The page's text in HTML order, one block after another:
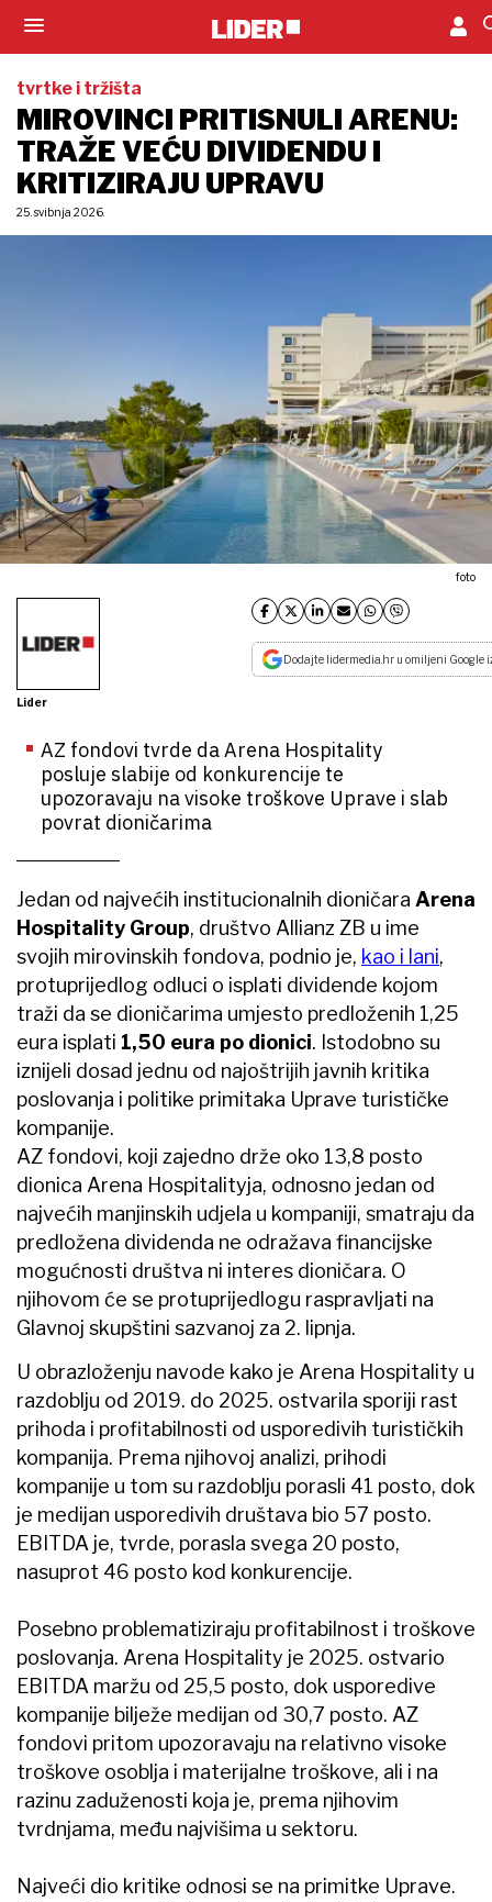
tvrtke i tržišta
MIROVINCI PRITISNULI ARENU:
TRAŽE VEĆU DIVIDENDU I
KRITIZIRAJU UPRAVU
25. svibnja 2026.
foto
Lider
Dodajte lidermedia.hr u omiljeni Google
AZ fondovi tvrde da Arena Hospitality
posluje slabije od konkurencije te
upozoravaju na visoke troškove Uprave i slab
povrat dioničarima
Jedan od najvećih institucionalnih dioničara Arena
Hospitality Group, društvo Allianz ZB u ime
svojih mirovinskih fondova, podnio je, kao i lani,
protuprijedlog odluci o isplati dividende kojom
traži da se dioničarima umjesto predloženih 1,25
eura isplati 1,50 eura po dionici. Istodobno su
iznijeli dosad jednu od najoštrijih javnih kritika
poslovanja i politike primitaka Uprave turističke
kompanije.
AZ fondovi, koji zajedno drže oko 13,8 posto
dionica Arena Hospitalityja, odnosno jedan od
najvećih manjinskih udjela u kompaniji, smatraju da
predložena dividenda ne odražava financijske
mogućnosti društva ni interes dioničara. O
njihovom će se protuprijedlogu raspravljati na
Glavnoj skupštini sazvanoj za 2. lipnja.
U obrazloženju navode kako je Arena Hospitality u
razdoblju od 2019. do 2025. ostvarila sporiji rast
prihoda i profitabilnosti od usporedivih turističkih
kompanija. Prema njihovoj analizi, prihodi
kompanije u tom su razdoblju porasli 41 posto, dok
je medijan usporedivih društava bio 57 posto.
EBITDA je, tvrde, porasla svega 20 posto,
nasuprot 46 posto kod konkurencije.
Posebno problematiziraju profitabilnost i troškove
poslovanja. Arena Hospitality je 2025. ostvario
EBITDA maržu od 25,5 posto, dok usporedive
kompanije bilježe medijan od 30,7 posto. AZ
fondovi pritom upozoravaju na relativno visoke
troškove osoblja i materijalne troškove, ali i na
razinu zaduženosti koja je, prema njihovim
tvrdnjama, među najvišima u sektoru.
Najveći dio kritike odnosi se na primitke Uprave.